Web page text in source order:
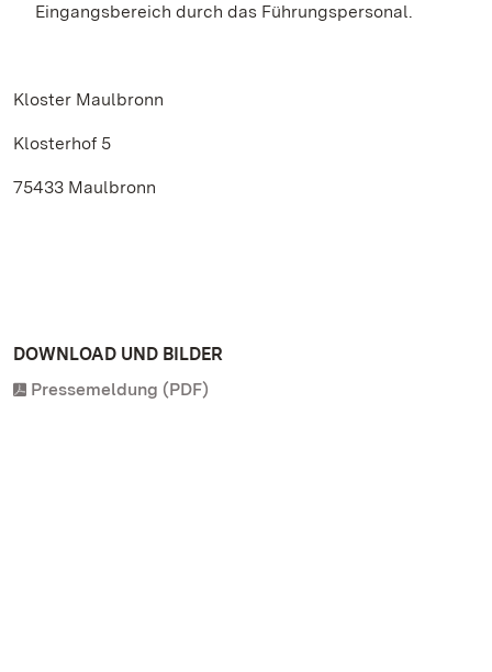
Eingangsbereich durch das Führungspersonal.
Kloster Maulbronn
Klosterhof 5
75433 Maulbronn
DOWNLOAD UND BILDER
Pressemeldung (PDF)